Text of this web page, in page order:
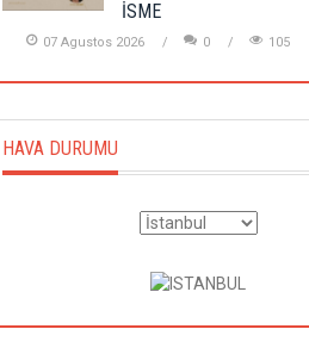
İSME
07 Agustos 2026 0 105
HAVA DURUMU